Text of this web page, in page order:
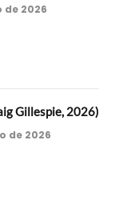
de 2026
Gillespie, 2026)
de 2026